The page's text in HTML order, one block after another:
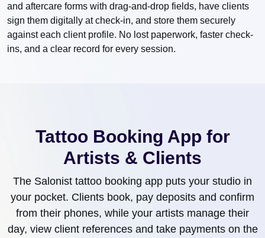
and aftercare forms with drag-and-drop fields, have clients
sign them digitally at check-in, and store them securely
against each client profile. No lost paperwork, faster check-
ins, and a clear record for every session.
Tattoo Booking App for
Artists & Clients
The Salonist tattoo booking app puts your studio in
your pocket. Clients book, pay deposits and confirm
from their phones, while your artists manage their
day, view client references and take payments on the